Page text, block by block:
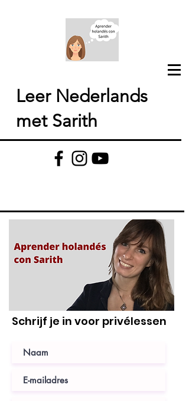
Leer Nederlands
met Sarith
Schrijf je in voor privélessen